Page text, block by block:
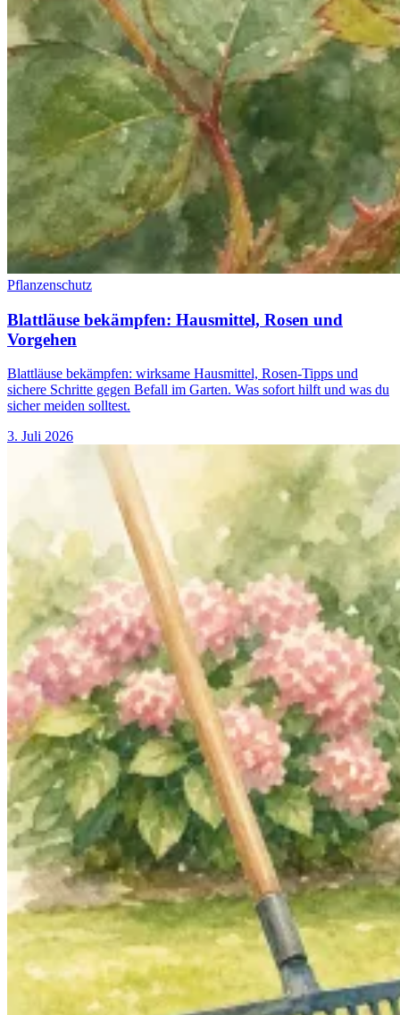
Pflanzenschutz
Blattläuse bekämpfen: Hausmittel, Rosen und
Vorgehen
Blattläuse bekämpfen: wirksame Hausmittel, Rosen-Tipps und
sichere Schritte gegen Befall im Garten. Was sofort hilft und was du
sicher meiden solltest.
3. Juli 2026